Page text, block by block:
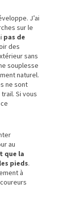
J’ai
sur le
pas de
des
sans
souplesse
naturel.
ne sont
Si vous
au
que la
pieds.
à